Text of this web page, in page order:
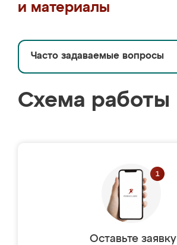
и материалы
Часто задаваемые вопросы
Схема работы
Оставьте заявку